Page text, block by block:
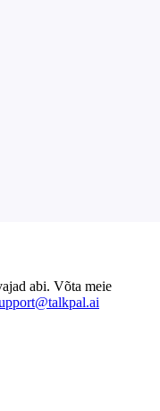
abi. Võta meie